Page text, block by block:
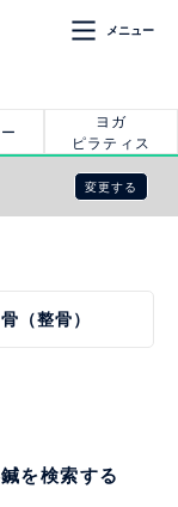
メニュー
ヨガ
ピラティス
変更する
（整骨）
を検索する